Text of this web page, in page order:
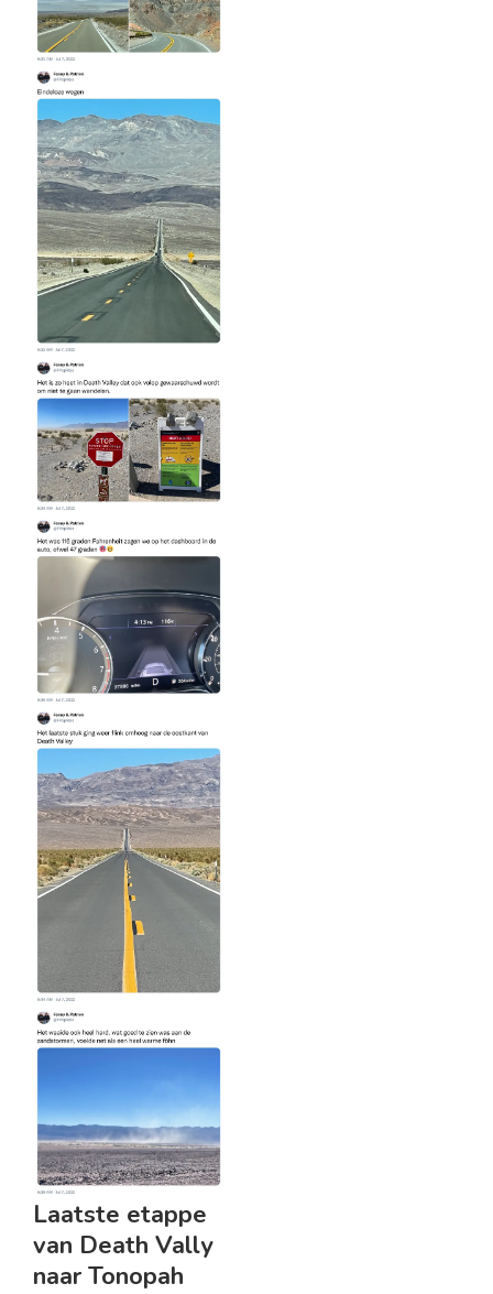
Laatste etappe
van Death Vally
naar Tonopah